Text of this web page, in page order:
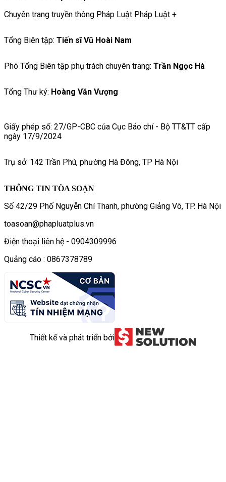
Chuyên trang truyền thông Pháp Luật Pháp Luật +
Tổng Biên tập: Tiến sĩ Vũ Hoài Nam
Phó Tổng Biên tập phụ trách chuyên trang: Trần Ngọc Hà
Tổng Thư ký: Hoàng Văn Vượng
Giấy phép số: 27/GP-CBC của Cục Báo chí - Bộ TT&TT cấp
ngày 17/9/2024
Trụ sở: 142 Trần Phú, phường Hà Đông, TP Hà Nội
THÔNG TIN TÒA SOẠN
Số 42/29 Phố Nguyễn Chí Thanh, phường Giảng Võ, TP. Hà Nội
toasoan@phapluatplus.vn
Điện thoại liên hệ - 0904309996
Quảng cáo : 0867378789
Thiết kế và phát triển bởi